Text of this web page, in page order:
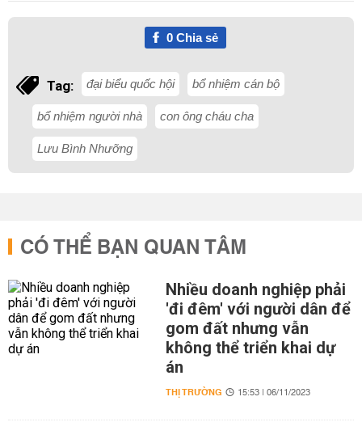
0Chia sẻ
Tag: đại biểu quốc hội bổ nhiệm cán bộ
bổ nhiệm người nhà con ông cháu cha
Lưu Bình Nhưỡng
CÓ THỂ BẠN QUAN TÂM
Nhiều doanh nghiệp phải
'đi đêm' với người dân để
gom đất nhưng vẫn
không thể triển khai dự
án
THỊ TRƯỜNG 15:53 | 06/11/2023